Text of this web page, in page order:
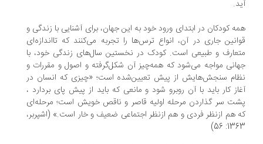
کودکان در ابتدای ورود خود به این جهان، برای آشنایی با زندگی و
جاری در آن، انواع ترس‌ها را تجربه می‌کنند که تااندازه‌ای
و طبیعی است. کودک در نخستین سال‌های زندگی خود، با
مواجه می‌شود که همه‌چیز آن شکل‌گرفته و اصول و مقررات و
سنجش‌هایش از پیش تعیین‌شده است؛ «چیزی که انسان در
کار باید با آن روبرو شود و مانعی که باید از پیش پای بردارد ،
سر گذاردن مرحله اولیه قاصر و ناقص خویش است؛ مرحله‌ای
هم ازنظر فردی و هم ازنظر اجتماعی ضعیف و خار است.» (اشپربر،